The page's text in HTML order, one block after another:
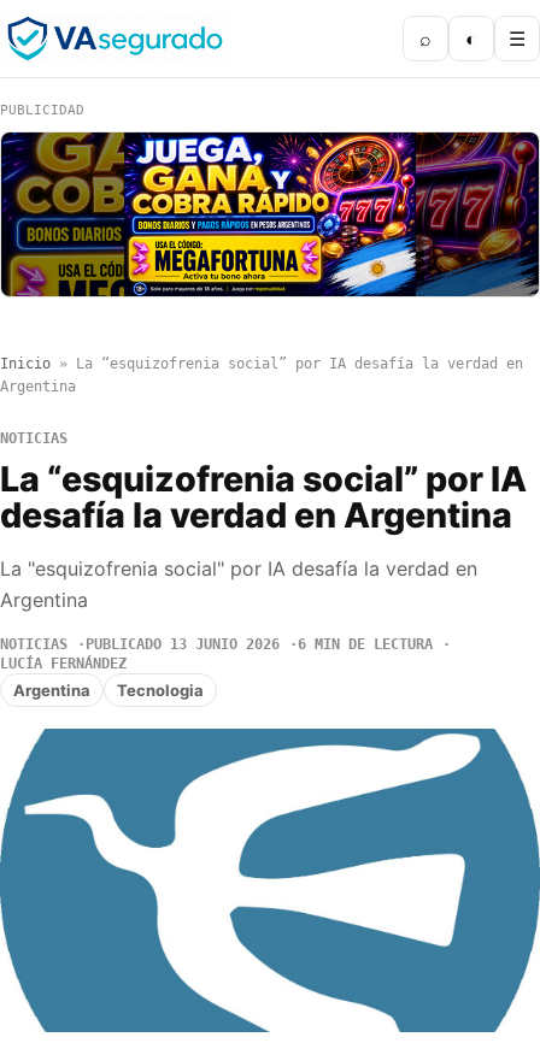
⌕ ◐ ☰
PUBLICIDAD
Inicio »
La “esquizofrenia social” por IA desafía la verdad en
Argentina
NOTICIAS
La “esquizofrenia social” por IA
desafía la verdad en Argentina
La "esquizofrenia social" por IA desafía la verdad en
Argentina
NOTICIAS PUBLICADO 13 JUNIO 2026
6 MIN DE LECTURA
LUCÍA FERNÁNDEZ
Argentina Tecnologia